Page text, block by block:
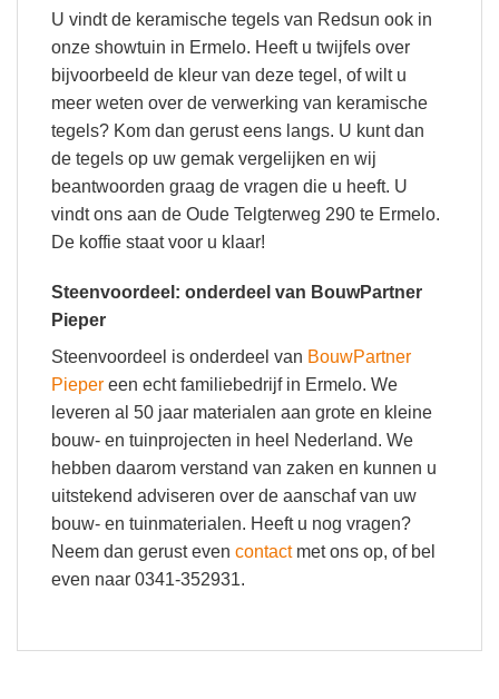
U vindt de keramische tegels van Redsun ook in
onze showtuin in Ermelo. Heeft u twijfels over
bijvoorbeeld de kleur van deze tegel, of wilt u
meer weten over de verwerking van keramische
tegels? Kom dan gerust eens langs. U kunt dan
de tegels op uw gemak vergelijken en wij
beantwoorden graag de vragen die u heeft. U
vindt ons aan de Oude Telgterweg 290 te Ermelo.
De koffie staat voor u klaar!
Steenvoordeel: onderdeel van BouwPartner
Pieper
Steenvoordeel is onderdeel van BouwPartner
Pieper een echt familiebedrijf in Ermelo. We
leveren al 50 jaar materialen aan grote en kleine
bouw- en tuinprojecten in heel Nederland. We
hebben daarom verstand van zaken en kunnen u
uitstekend adviseren over de aanschaf van uw
bouw- en tuinmaterialen. Heeft u nog vragen?
Neem dan gerust even contactmet ons op, of bel
even naar 0341-352931.